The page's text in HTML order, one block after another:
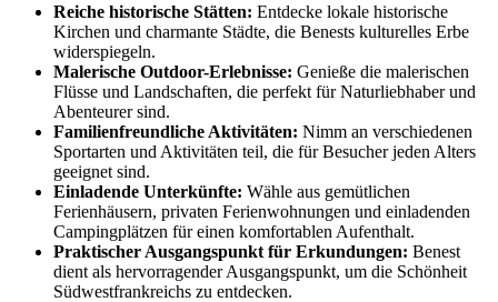
Reiche historische Stätten: Entdecke lokale historische
Kirchen und charmante Städte, die Benests kulturelles Erbe
widerspiegeln.
Malerische Outdoor-Erlebnisse: Genieße die malerischen
Flüsse und Landschaften, die perfekt für Naturliebhaber und
Abenteurer sind.
Familienfreundliche Aktivitäten: Nimm an verschiedenen
Sportarten und Aktivitäten teil, die für Besucher jeden Alters
geeignet sind.
Einladende Unterkünfte: Wähle aus gemütlichen
Ferienhäusern, privaten Ferienwohnungen und einladenden
Campingplätzen für einen komfortablen Aufenthalt.
Praktischer Ausgangspunkt für Erkundungen: Benest
dient als hervorragender Ausgangspunkt, um die Schönheit
Südwestfrankreichs zu entdecken.